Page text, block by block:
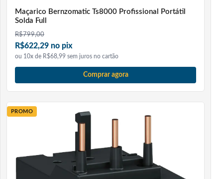
Maçarico Bernzomatic Ts8000 Profissional Portátil
Solda Full
R$799,00
R$622,29 no pix
ou 10x de R$68,99 sem juros no cartão
Comprar agora
PROMO